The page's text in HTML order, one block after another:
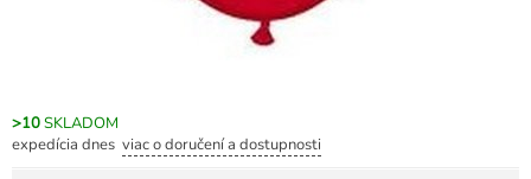
>10SKLADOM
expedícia dnes viac o doručení a dostupnosti